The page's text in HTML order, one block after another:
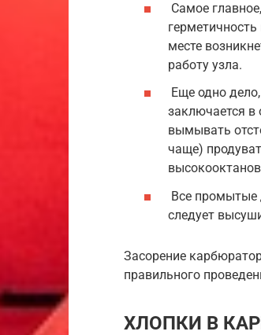
Самое
месте
работу узла.
Еще одно
заключается в
вымывать
чаще)
Все промытые
следует
Засорение
правильного
ХЛОПКИ В